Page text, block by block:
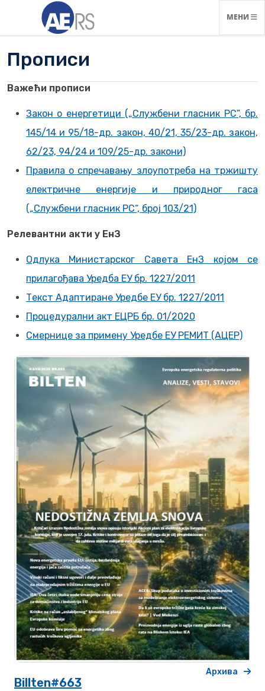
МЕНИ
Прописи
Важећи прописи
Закон о енергетици („Службени гласник РС”, бр.
145/14 и 95/18-др. закон, 40/21, 35/23-др. закон,
62/23, 94/24 и 109/25-др. закони)
Правила о спречавању злоупотреба на тржишту
електричне енергије и природног гаса
(„Службени гласник РС“, број 103/21)
Релевантни акти у ЕнЗ
Одлука Министарског Савета ЕнЗ којом се
прилагођава Уредба ЕУ бр. 1227/2011
Текст Адаптиране Уредбе ЕУ бр. 1227/2011
Процедурални акт ЕЦРБ бр. 01/2020
Смернице за примену Уредбе ЕУ РЕМИТ (АЦЕР)
Billten#663
Архива